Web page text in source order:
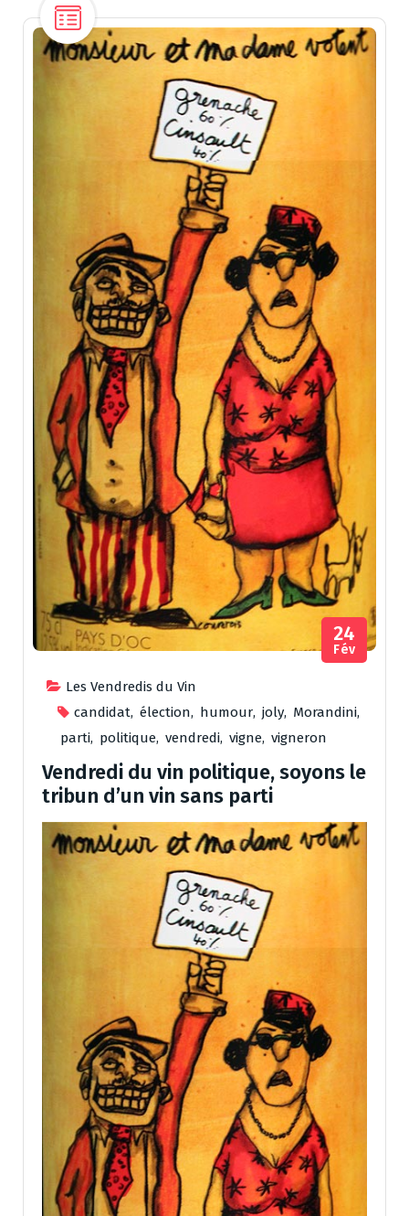
Les Vendredis du Vin
candidat, élection, humour, joly, Morandini,
parti, politique, vendredi, vigne, vigneron
24
Fév
Vendredi du vin politique, soyons le
tribun d’un vin sans parti